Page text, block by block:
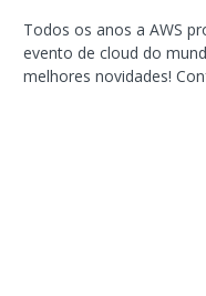
Todos os anos a AWS
evento de cloud do
melhores novidades!